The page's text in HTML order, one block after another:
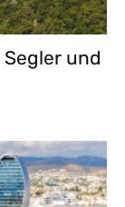
und